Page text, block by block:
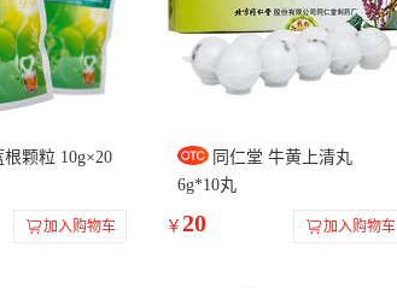
颗粒 10g×20
加入购物车
同仁堂 牛黄上清丸
6g*10丸
￥ 20 加入购物车